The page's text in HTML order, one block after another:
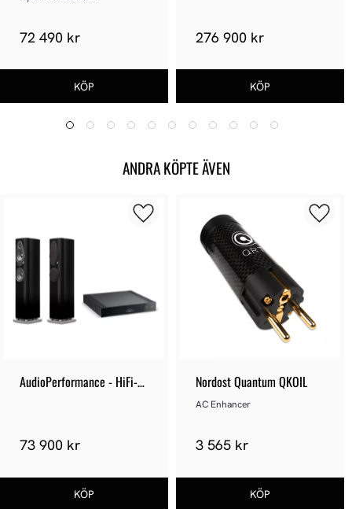
72 490 kr 276 900 kr
ANDRA KÖPTE ÄVEN
AudioPerformance - HiFi-
73 900 kr
Nordost Quantum QKOIL
AC Enhancer
3 565 kr